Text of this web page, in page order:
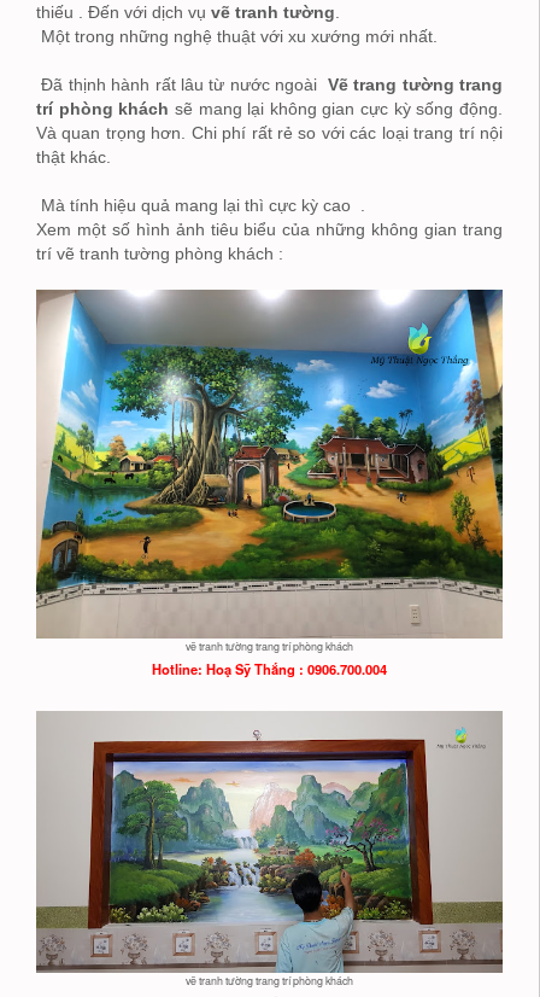
thiếu . Đến với dịch vụ vẽ tranh tường
Một trong những nghệ thuật với xu xướng mới nhất.
Đã thịnh hành rất lâu từ nước ngoài Vẽ trang tường trang
trí phòng khách sẽ mang lại không gian cực kỳ sống động.
Và quan trọng hơn. Chi phí rất rẻ so với các loại trang trí nội
thật khác.
Mà tính hiệu quả mang lại thì cực kỳ cao .
Xem một số hình ảnh tiêu biểu của những không gian trang
trí vẽ tranh tường phòng khách :
vẽ tranh tường trang trí phòng khách
Hotline: HoạSỹ Thắng : 0906.700.004
vẽ tranh tường trang trí phòng khách